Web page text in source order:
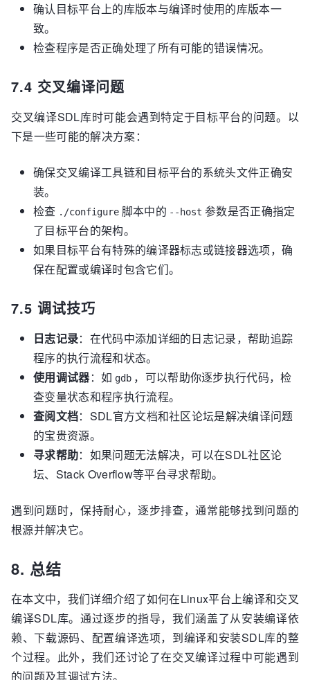
确认目标平台上的库版本与编译时使用的库版本一
致。
检查程序是否正确处理了所有可能的错误情况。
7.4 交叉编译问题
交叉编译SDL库时可能会遇到特定于目标平台的问题。以
下是一些可能的解决方案：
确保交叉编译工具链和目标平台的系统头文件正确安
装。
检查 ./configure 脚本中的 --host 参数是否正确指定
了目标平台的架构。
如果目标平台有特殊的编译器标志或链接器选项，确
保在配置或编译时包含它们。
7.5 调试技巧
日志记录：在代码中添加详细的日志记录，帮助追踪
程序的执行流程和状态。
使用调试器：如 gdb ，可以帮助你逐步执行代码，检
查变量状态和程序执行流程。
查阅文档：SDL官方文档和社区论坛是解决编译问题
的宝贵资源。
寻求帮助：如果问题无法解决，可以在SDL社区论
坛、Stack Overflow等平台寻求帮助。
遇到问题时，保持耐心，逐步排查，通常能够找到问题的
根源并解决它。
8. 总结
在本文中，我们详细介绍了如何在Linux平台上编译和交叉
编译SDL库。通过逐步的指导，我们涵盖了从安装编译依
赖、下载源码、配置编译选项，到编译和安装SDL库的整
个过程。此外，我们还讨论了在交叉编译过程中可能遇到
的问题及其调试方法。